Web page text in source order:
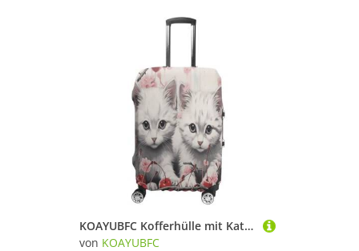
KOAYUBFC Kofferhülle mit Katzenmotiv und Kirsche, TSA-geprüft, elastisch, waschbar, Anzug, kratzfest, Reisegepäck, Kofferschutz, passend für, Katze und Kirsche, L, Kofferhülle
von KOAYUBFC